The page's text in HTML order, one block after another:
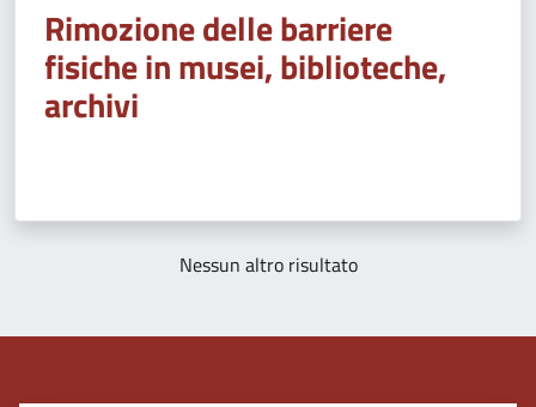
Rimozione delle barriere
fisiche in musei, biblioteche,
archivi
Nessun altro risultato